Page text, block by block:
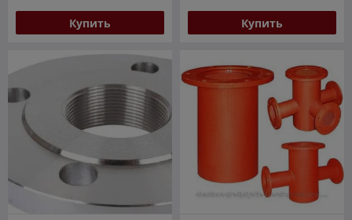
Купить Купить